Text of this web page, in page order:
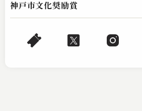
神戸市文化奨励賞